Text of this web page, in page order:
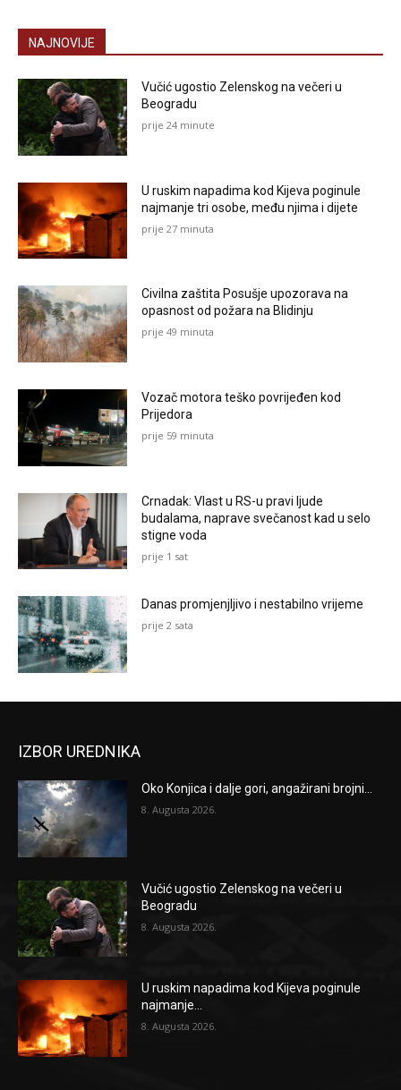
NAJNOVIJE
Vučić ugostio Zelenskog na večeri u
Beogradu
prije 24 minute
U ruskim napadima kod Kijeva poginule
najmanje tri osobe, među njima i dijete
prije 27 minuta
Civilna zaštita Posušje upozorava na
opasnost od požara na Blidinju
prije 49 minuta
Vozač motora teško povrijeđen kod
Prijedora
prije 59 minuta
Crnadak: Vlast u RS-u pravi ljude
budalama, naprave svečanost kad u selo
stigne voda
prije 1 sat
Danas promjenjljivo i nestabilno vrijeme
prije 2 sata
IZBOR UREDNIKA
Oko Konjica i dalje gori, angažirani brojni...
8. Augusta 2026.
Vučić ugostio Zelenskog na večeri u
Beogradu
8. Augusta 2026.
U ruskim napadima kod Kijeva poginule
najmanje...
8. Augusta 2026.